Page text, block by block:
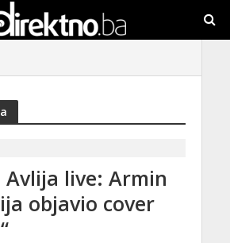
Avlija live: Armin
objavio cover